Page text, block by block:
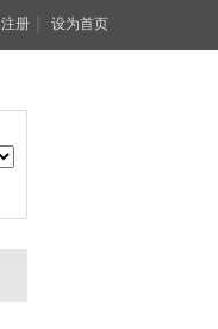
注册 设为首页